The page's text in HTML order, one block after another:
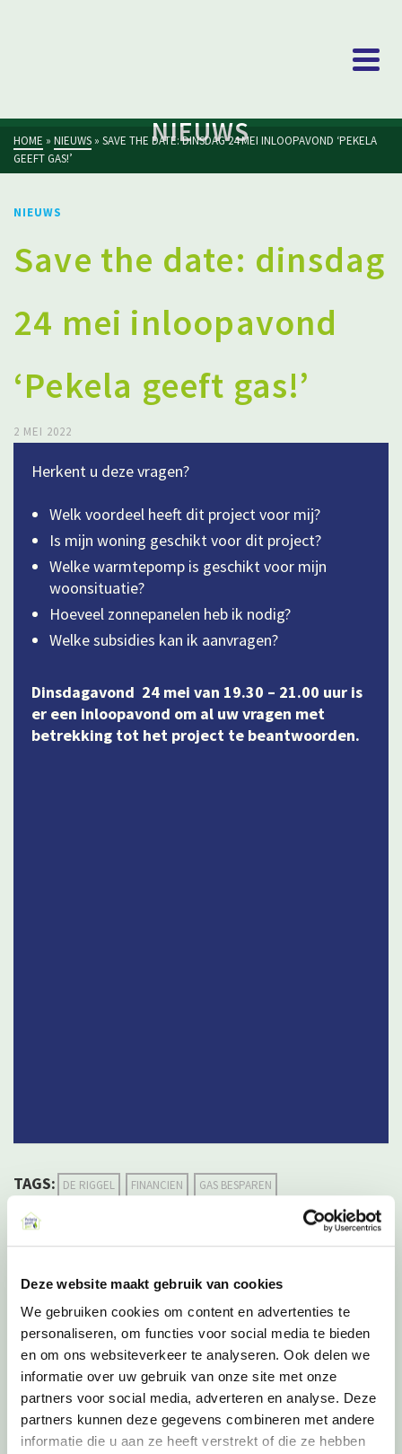
Deze website maakt gebruik van cookies
We gebruiken cookies om content en advertenties te
personaliseren, om functies voor social media te bieden
en om ons websiteverkeer te analyseren. Ook delen we
informatie over uw gebruik van onze site met onze
partners voor social media, adverteren en analyse. Deze
partners kunnen deze gegevens combineren met andere
informatie die u aan ze heeft verstrekt of die ze hebben
NIEUWS
HOME » NIEUWS » SAVE THE DATE: DINSDAG 24 MEI INLOOPAVOND ‘PEKELA
GEEFT GAS!’
NIEUWS
Save the date: dinsdag
24 mei inloopavond
‘Pekela geeft gas!’
2 MEI 2022
Herkent u deze vragen?
Welk voordeel heeft dit project voor mij?
Is mijn woning geschikt voor dit project?
Welke warmtepomp is geschikt voor mijn
woonsituatie?
Hoeveel zonnepanelen heb ik nodig?
Welke subsidies kan ik aanvragen?
Dinsdagavond 24 mei van 19.30 – 21.00 uur is
er een inloopavond om al uw vragen met
betrekking tot het project te beantwoorden.
TAGS: DE RIGGEL FINANCIEN
GAS BESPAREN
HYBRIDE WARMTEPOMP
PEKELA GEEFT GAS!
QUICK-FIT METHODE WARMTEPOMP
PREVIOUS POST
‘Pekela geeft gas!’ on tour: goede gesprekken
met een kop koffie erbij
Hoeveel ISDE-budget is er nog beschikbaar voor
2022?